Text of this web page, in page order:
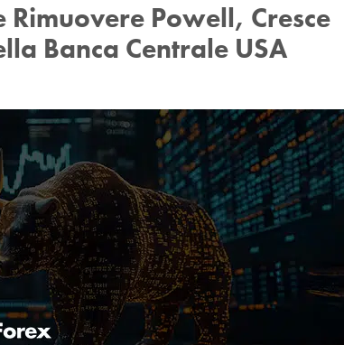
Rimuovere Powell, Cresce
Banca Centrale USA